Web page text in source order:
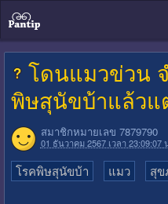
โดนแมวข่วน
พิษสุนัขบ้าแล้วแ
สมาชิกหมายเลข 7879790
01 ธันวาคม 2567 เวลา 23:09:07
โรคพิษสุนัขบ้า แมว สุข